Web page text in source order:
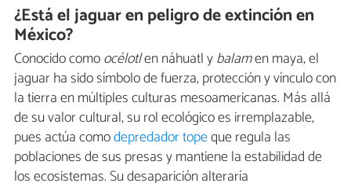
¿Está el jaguar en peligro de extinción en
México?
Conocido comoocélotlen náhuatl ybalamen maya, el
jaguar ha sido símbolo de fuerza, protección y vínculo con
la tierra en múltiples culturas mesoamericanas. Más allá
de su valor cultural, su rol ecológico es irremplazable,
pues actúa comodepredador topeque regula las
poblaciones de sus presas y mantiene la estabilidad de
los ecosistemas. Su desaparición alteraría